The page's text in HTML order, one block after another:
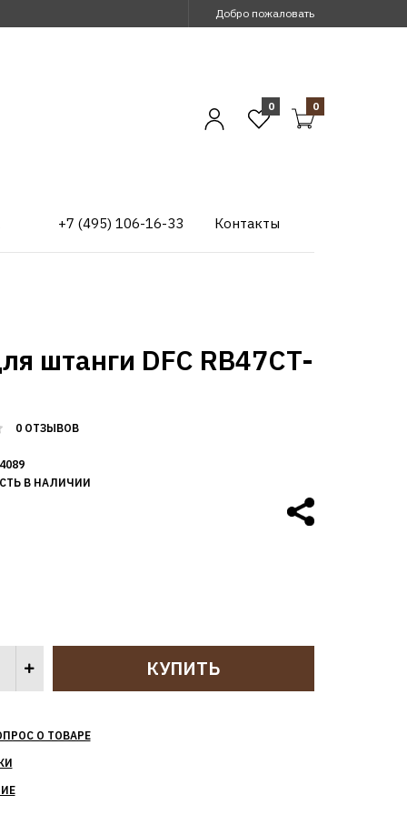
Добро пожаловать
0 0
+7 (495) 106-16-33 Контакты
штанги DFC RB47CT-
0 ОТЗЫВОВ
В НАЛИЧИИ
О ТОВАРЕ